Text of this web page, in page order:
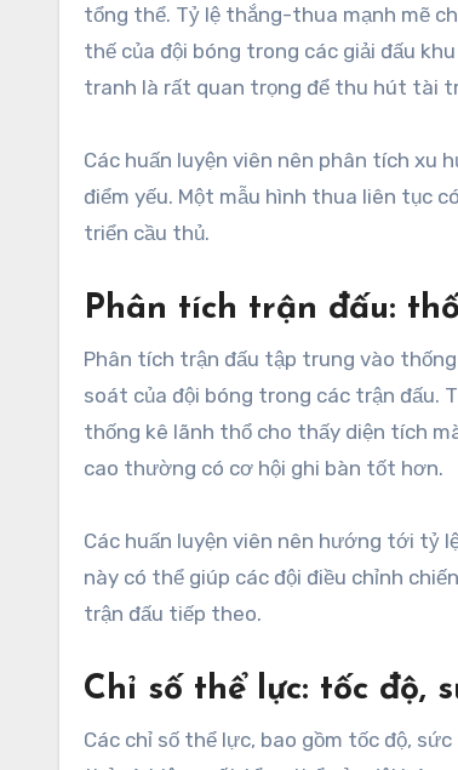
tổng thể. Tỷ lệ thắng-thua mạnh mẽ
thế của đội bóng trong các giải đấu
tranh là rất quan trọng để thu hút tài
Các huấn luyện viên nên phân tích xu
điểm yếu. Một mẫu hình thua liên tục
triển cầu thủ.
Phân tích trận đấu:
Phân tích trận đấu tập trung vào
soát của đội bóng trong các trận đấu.
thống kê lãnh thổ cho thấy diện tích
cao thường có cơ hội ghi bàn tốt hơn.
Các huấn luyện viên nên hướng tới tỷ
này có thể giúp các đội điều chỉnh
trận đấu tiếp theo.
Chỉ số thể lực: tốc độ,
Các chỉ số thể lực, bao gồm tốc độ,